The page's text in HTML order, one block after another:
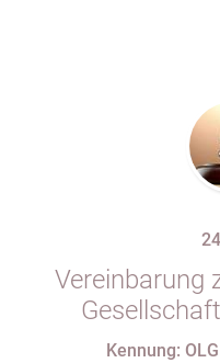
Vereinbarung
Gesellschafter
Kennung: